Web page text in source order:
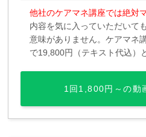
他社のケアマネ講座では絶対
内容を気に入っていただいて
意味がありません。ケアマネ
で19,800円（テキスト代込）
1回1,800円～の動